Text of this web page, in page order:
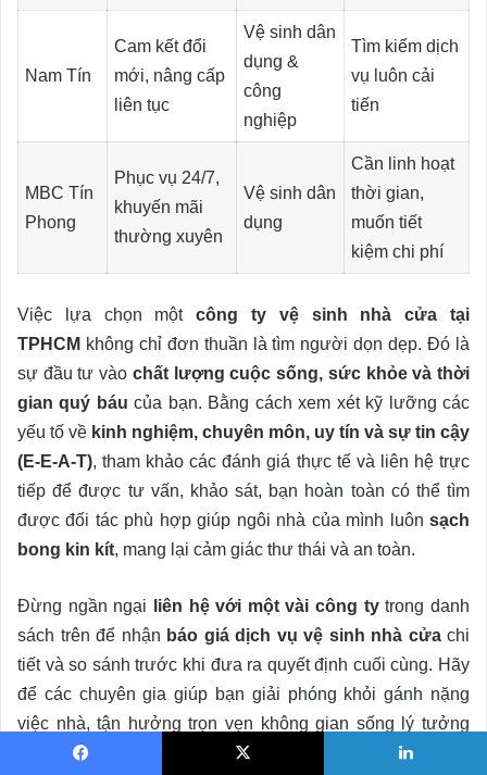
Nam Tín
Cam kết đổi
mới, nâng cấp
liên tục
Vệ sinh dân
dụng &
công
nghiệp
Tìm kiếm dịch
vụ luôn cải
tiến
MBC Tín
Phong
Phục vụ 24/7,
khuyến mãi
thường xuyên
Vệ sinh dân
dụng
Cần linh hoạt
thời gian,
muốn tiết
kiệm chi phí
Việc lựa chọn mộtcông ty vệ sinh nhà cửa tại
TPHCM không chỉ đơn thuần là tìm người dọn dẹp. Đó là
sự đầu tư vào chất lượng cuộc sống, sức khỏe và thời
gian quý báu của bạn. Bằng cách xem xét kỹ lưỡng các
yếu tố về kinh nghiệm, chuyên môn, uy tín và sự tin cậy
(E-E-A-T), tham khảo các đánh giá thực tế và liên hệ trực
tiếp để được tư vấn, khảo sát, bạn hoàn toàn có thể tìm
được đối tác phù hợp giúp ngôi nhà của mình luôn sạch
bong kin kít, mang lại cảm giác thư thái và an toàn.
Đừng ngần ngại liên hệ với một vài công tytrong danh
sách trên để nhận báo giá dịch vụ vệ sinh nhà cửachi
tiết và so sánh trước khi đưa ra quyết định cuối cùng. Hãy
để các chuyên gia giúp bạn giải phóng khỏi gánh nặng
việc nhà, tận hưởng trọn vẹn không gian sống lý tưởng
của mình!